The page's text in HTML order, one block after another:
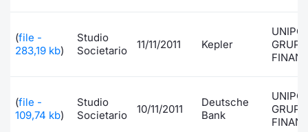
(file -
283,19 kb)
Studio
Societario
11/11/2011 Kepler
(file -
109,74 kb)
Studio
Societario
10/11/2011
Deutsche
Bank